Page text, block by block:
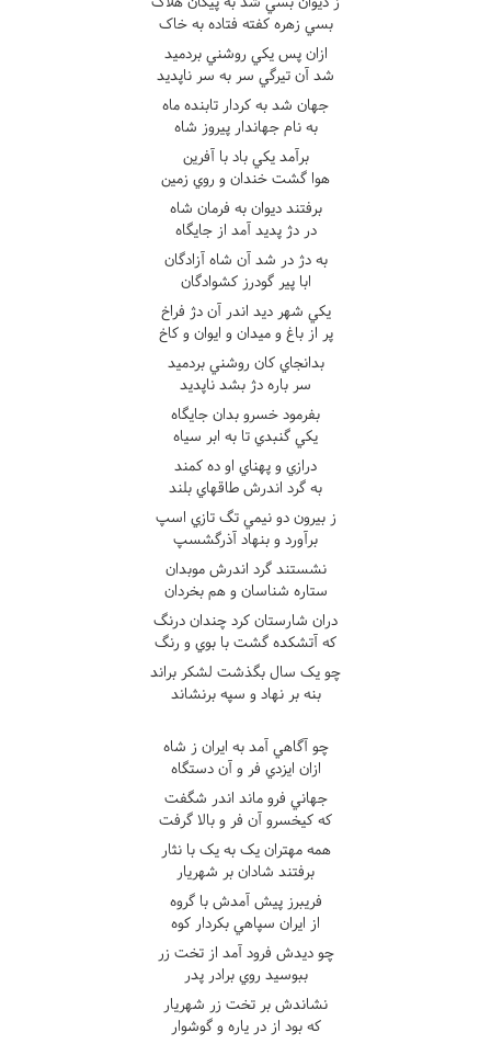
بسي زهره کفته فتاده به خاک
ازان پس يکي روشني بردميد
شد آن تيرگي سر به سر ناپديد
جهان شد به کردار تابنده ماه
به نام جهاندار پيروز شاه
برآمد يکي باد با آفرين
هوا گشت خندان و روي زمين
برفتند ديوان به فرمان شاه
در دژ پديد آمد از جايگاه
به دژ در شد آن شاه آزادگان
ابا پير گودرز کشوادگان
يکي شهر ديد اندر آن دژ فراخ
پر از باغ و ميدان و ايوان و کاخ
بدانجاي کان روشني بردميد
سر باره دژ بشد ناپديد
بفرمود خسرو بدان جايگاه
يکي گنبدي تا به ابر سياه
درازي و پهناي او ده کمند
به گرد اندرش طاقهاي بلند
ز بيرون دو نيمي تگ تازي اسپ
برآورد و بنهاد آذرگشسپ
نشستند گرد اندرش موبدان
ستاره شناسان و هم بخردان
دران شارستان کرد چندان درنگ
که آتشکده گشت با بوي و رنگ
چو يک سال بگذشت لشکر براند
بنه بر نهاد و سپه برنشاند
چو آگاهي آمد به ايران ز شاه
ازان ايزدي فر و آن دستگاه
جهاني فرو ماند اندر شگفت
که کيخسرو آن فر و بالا گرفت
همه مهتران يک به يک با نثار
برفتند شادان بر شهريار
فريبرز پيش آمدش با گروه
از ايران سپاهي بکردار کوه
چو ديدش فرود آمد از تخت زر
ببوسيد روي برادر پدر
نشاندش بر تخت زر شهريار
که بود از در ياره و گوشوار